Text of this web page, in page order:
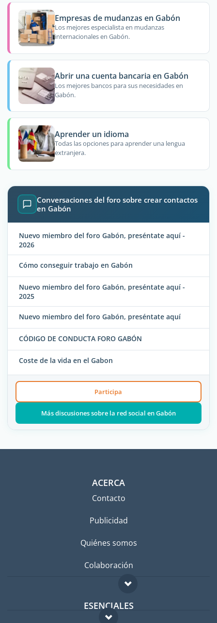
Empresas de mudanzas en Gabón
Los mejores especialista en mudanzas
internacionales en Gabón.
Abrir una cuenta bancaria en Gabón
Los mejores bancos para sus necesidades en
Gabón.
Aprender un idioma
Todas las opciones para aprender una lengua
extranjera.
Conversaciones del foro sobre crear contactos
en Gabón
Nuevo miembro del foro Gabón, preséntate aquí -
2026
Cómo conseguir trabajo en Gabón
Nuevo miembro del foro Gabón, preséntate aquí -
2025
Nuevo miembro del foro Gabón, preséntate aquí
CÓDIGO DE CONDUCTA FORO GABÓN
Coste de la vida en el Gabon
Participa
Más discusiones sobre la red social en Gabón
ACERCA
Contacto
Publicidad
Quiénes somos
Colaboración
ESENCIALES